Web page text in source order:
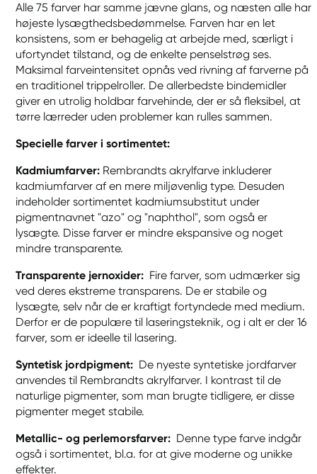
Alle 75 farver har samme jævne glans, og næsten alle har
højeste lysægthedsbedømmelse. Farven har en let
konsistens, som er behagelig at arbejde med, særligt i
ufortyndet tilstand, og de enkelte penselstrøg ses.
Maksimal farveintensitet opnås ved rivning af farverne på
en traditionel trippelroller. De allerbedste bindemidler
giver en utrolig holdbar farvehinde, der er så fleksibel, at
tørre lærreder uden problemer kan rulles sammen.
Specielle farver i sortimentet:
Kadmiumfarver: Rembrandts akrylfarve inkluderer
kadmiumfarver af en mere miljøvenlig type. Desuden
indeholder sortimentet kadmiumsubstitut under
pigmentnavnet "azo" og "naphthol", som også er
lysægte. Disse farver er mindre ekspansive og noget
mindre transparente.
Transparente jernoxider: Fire farver, som udmærker sig
ved deres ekstreme transparens. De er stabile og
lysægte, selv når de er kraftigt fortyndede med medium.
Derfor er de populære til laseringsteknik, og i alt er der 16
farver, som er ideelle til lasering.
Syntetisk jordpigment: De nyeste syntetiske jordfarver
anvendes til Rembrandts akrylfarver. I kontrast til de
naturlige pigmenter, som man brugte tidligere, er disse
pigmenter meget stabile.
Metallic- og perlemorsfarver: Denne type farve indgår
også i sortimentet, bl.a. for at give moderne og unikke
effekter.